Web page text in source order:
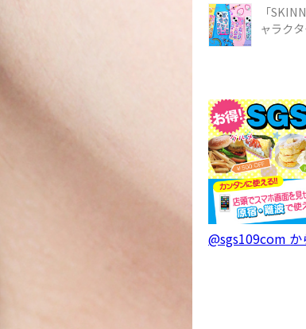
ー」が
ゃのオ
「
ャラク
@sgs109com